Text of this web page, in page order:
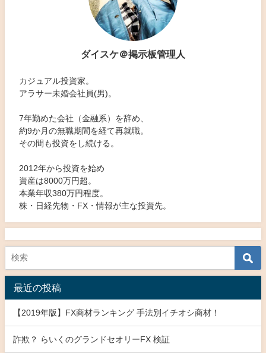
ダイスケ＠掲示板管理人
カジュアル投資家。
アラサー未婚会社員(男)。
7年勤めた会社（金融系）を辞め、
約9か月の無職期間を経て再就職。
その間も投資をし続ける。
2012年から投資を始め
資産は8000万円超。
本業年収380万円程度。
株・日経先物・FX・情報が主な投資先。
最近の投稿
【2019年版】FX商材ランキング 手法別イチオシ商材！
詐欺？ らいくのグランドセオリーFX 検証